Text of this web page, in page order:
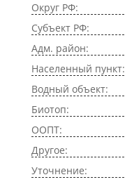
Округ РФ:
Субъект РФ:
Адм. район:
Населенный пункт:
Водный объект:
Биотоп:
ООПТ:
Другое:
Уточнение: